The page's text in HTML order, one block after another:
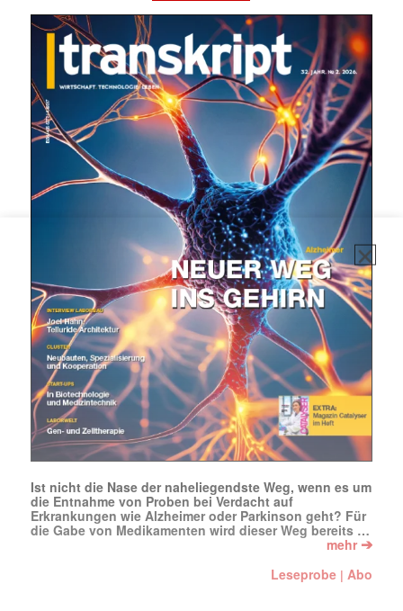
Ist nicht die Nase der naheliegendste Weg, wenn es um
die Entnahme von Proben bei Verdacht auf
Erkrankungen wie Alzheimer oder Parkinson geht? Für
die Gabe von Medikamenten wird dieser Weg bereits …
mehr ➔
Leseprobe |Abo